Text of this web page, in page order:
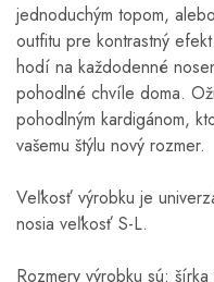
jednoduchým topom,
outfitu pre kontrastný
hodí na každodenné
pohodlné chvíle doma.
pohodlným kardigánom,
vašemu štýlu nový rozmer.
Veľkosť výrobku je
nosia veľkosť S-L.
Rozmery výrobku sú: š